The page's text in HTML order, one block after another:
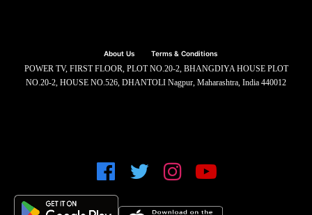
About Us Terms & Conditions
POWER TV, FIRST FLOOR, PLOT NO.20-2, BHANGDIYA HOUSE PLOT
NO.20-2, HOUSE NO.526, DHANTOLI Nagpur, Maharashtra, India 440012